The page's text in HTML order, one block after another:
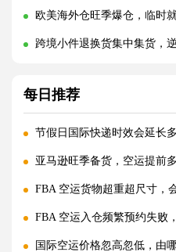
欧美海外仓旺季爆仓，临时
跨境小件退换货集中集货，
每日推荐
节假日国际快递时效会延长
亚马逊旺季备货，空运提前
FBA 空运货物超重超尺寸，
FBA 空运入仓频繁预约失败
国际空运价格忽高忽低，由